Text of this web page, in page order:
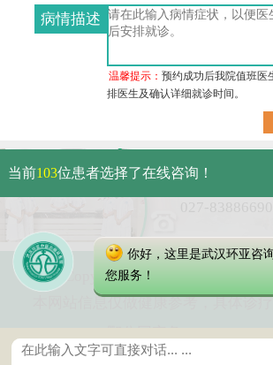
病情描述
温馨提示：预约成功后我院值班医
排医生及确认详细就诊时间。
武汉市硚口
免费电话：
Copyright 2023 武汉环亚中医白
本网站信息仅做健康参考，具体诊
鄂ICP备16003424号-6
当前103位患者选择了在线咨询！
你好，这里是武汉环亚咨
您服务！